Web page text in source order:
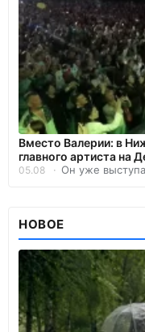
Вместо Валерии: в
главного артиста на
05.08 Он уже
НОВОЕ